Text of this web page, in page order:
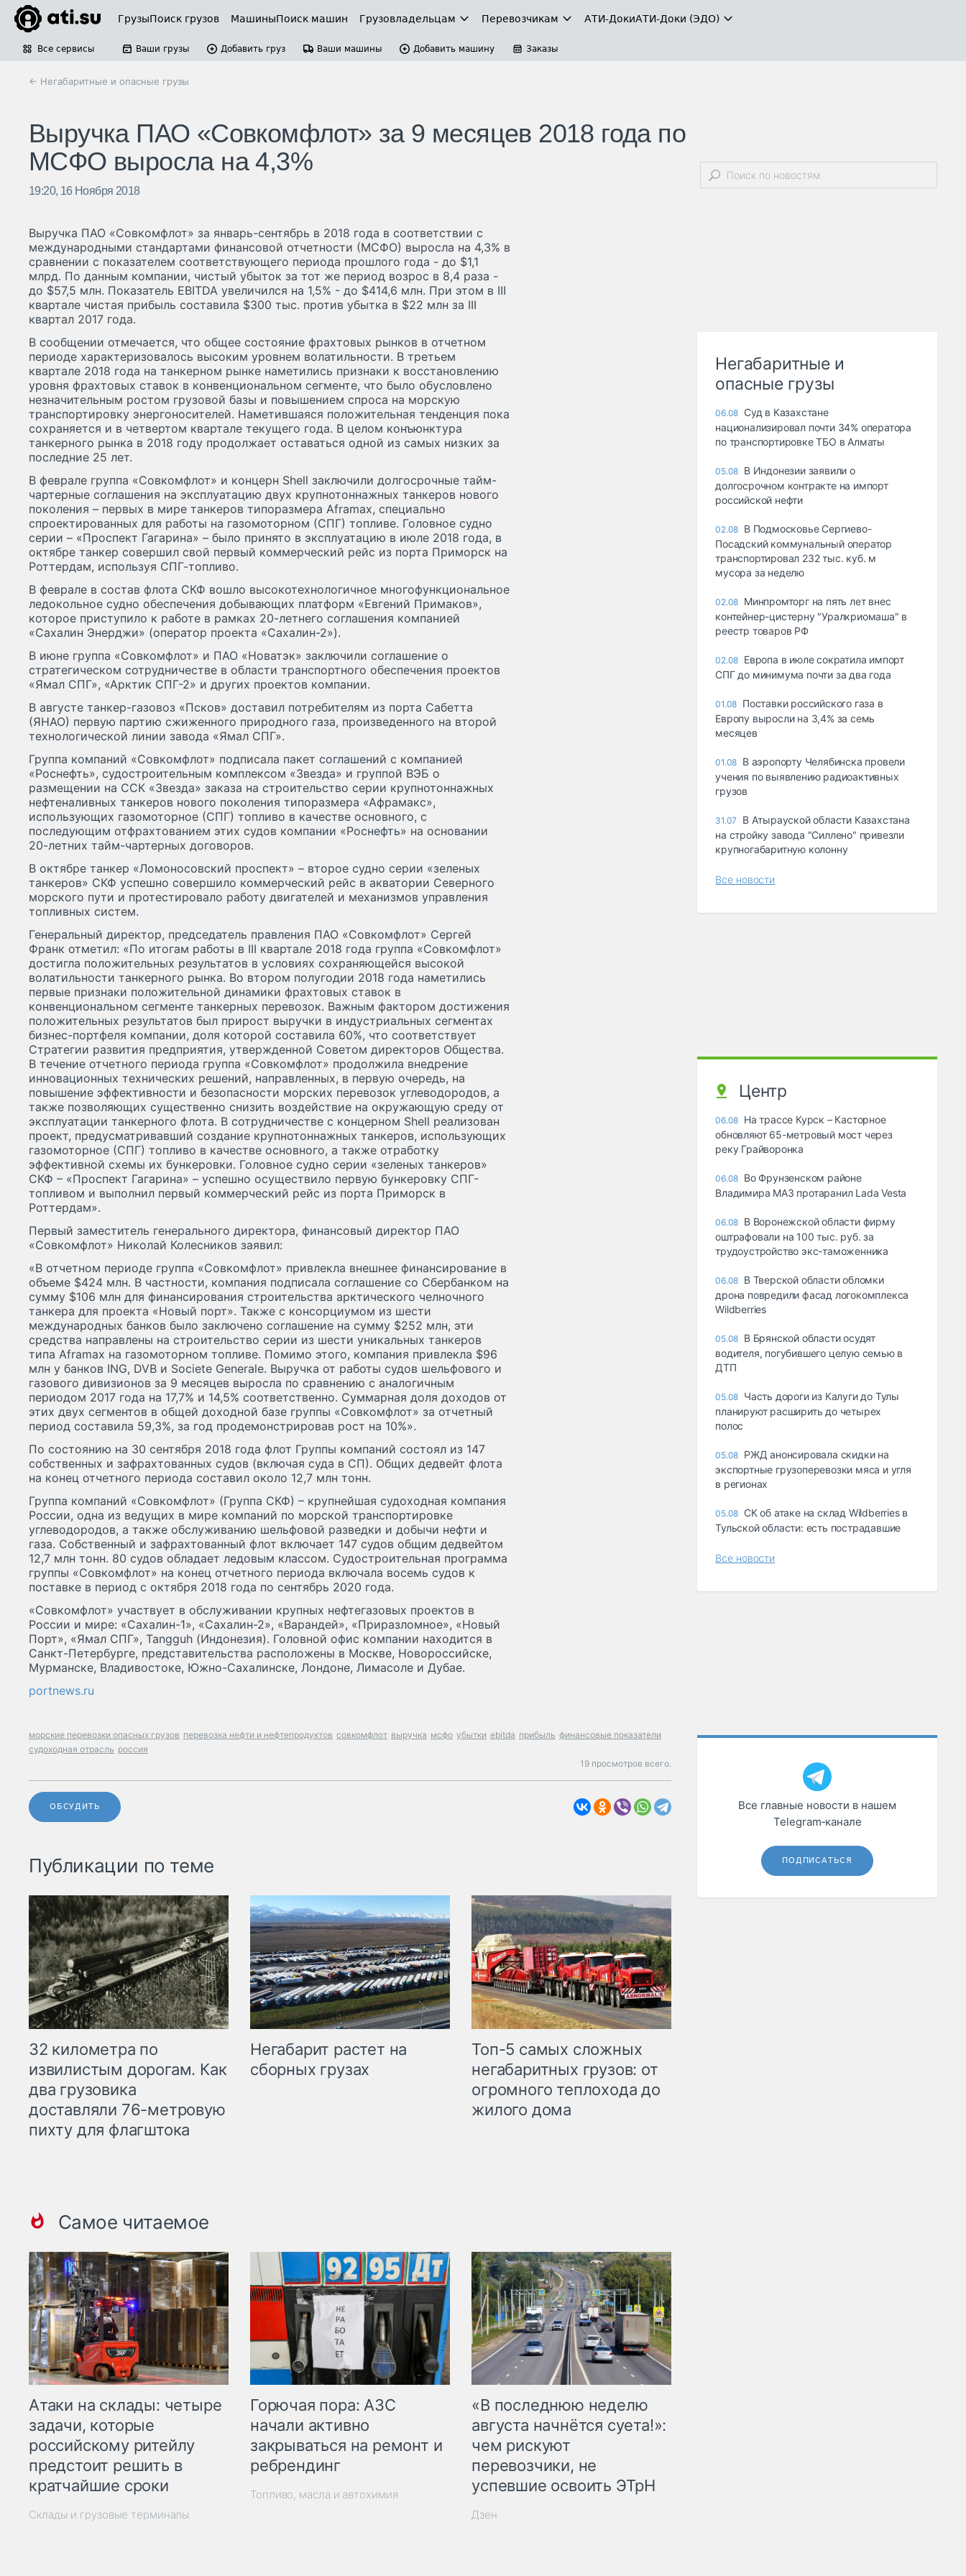
ГрузыПоиск грузов МашиныПоиск машин Грузовладельцам Перевозчикам АТИ-ДокиАТИ-Доки (ЭДО)
Все сервисы Ваши грузы Добавить груз Ваши машины Добавить машину Заказы
← Негабаритные и опасные грузы
Выручка ПАО «Совкомфлот» за 9 месяцев 2018 года по
МСФО выросла на 4,3%
19:20, 16 Ноября 2018
Выручка ПАО «Совкомфлот» за январь-сентябрь в 2018 года в соответствии с
международными стандартами финансовой отчетности (МСФО) выросла на 4,3% в
сравнении с показателем соответствующего периода прошлого года - до $1,1
млрд. По данным компании, чистый убыток за тот же период возрос в 8,4 раза -
до $57,5 млн. Показатель EBITDA увеличился на 1,5% - до $414,6 млн. При этом в III
квартале чистая прибыль составила $300 тыс. против убытка в $22 млн за III
квартал 2017 года.
В сообщении отмечается, что общее состояние фрахтовых рынков в отчетном
периоде характеризовалось высоким уровнем волатильности. В третьем
квартале 2018 года на танкерном рынке наметились признаки к восстановлению
уровня фрахтовых ставок в конвенциональном сегменте, что было обусловлено
незначительным ростом грузовой базы и повышением спроса на морскую
транспортировку энергоносителей. Наметившаяся положительная тенденция пока
сохраняется и в четвертом квартале текущего года. В целом конъюнктура
танкерного рынка в 2018 году продолжает оставаться одной из самых низких за
последние 25 лет.
В феврале группа «Совкомфлот» и концерн Shell заключили долгосрочные тайм-
чартерные соглашения на эксплуатацию двух крупнотоннажных танкеров нового
поколения – первых в мире танкеров типоразмера Aframax, специально
спроектированных для работы на газомоторном (СПГ) топливе. Головное судно
серии – «Проспект Гагарина» – было принято в эксплуатацию в июле 2018 года, в
октябре танкер совершил свой первый коммерческий рейс из порта Приморск на
Роттердам, используя СПГ-топливо.
В феврале в состав флота СКФ вошло высокотехнологичное многофункциональное
ледокольное судно обеспечения добывающих платформ «Евгений Примаков»,
которое приступило к работе в рамках 20-летнего соглашения компанией
«Сахалин Энерджи» (оператор проекта «Сахалин-2»).
В июне группа «Совкомфлот» и ПАО «Новатэк» заключили соглашение о
стратегическом сотрудничестве в области транспортного обеспечения проектов
«Ямал СПГ», «Арктик СПГ-2» и других проектов компании.
В августе танкер-газовоз «Псков» доставил потребителям из порта Сабетта
(ЯНАО) первую партию сжиженного природного газа, произведенного на второй
технологической линии завода «Ямал СПГ».
Группа компаний «Совкомфлот» подписала пакет соглашений с компанией
«Роснефть», судостроительным комплексом «Звезда» и группой ВЭБ о
размещении на ССК «Звезда» заказа на строительство серии крупнотоннажных
нефтеналивных танкеров нового поколения типоразмера «Афрамакс»,
использующих газомоторное (СПГ) топливо в качестве основного, с
последующим отфрахтованием этих судов компании «Роснефть» на основании
20-летних тайм-чартерных договоров.
В октябре танкер «Ломоносовский проспект» – второе судно серии «зеленых
танкеров» СКФ успешно совершило коммерческий рейс в акватории Северного
морского пути и протестировало работу двигателей и механизмов управления
топливных систем.
Генеральный директор, председатель правления ПАО «Совкомфлот» Сергей
Франк отметил: «По итогам работы в III квартале 2018 года группа «Совкомфлот»
достигла положительных результатов в условиях сохраняющейся высокой
волатильности танкерного рынка. Во втором полугодии 2018 года наметились
первые признаки положительной динамики фрахтовых ставок в
конвенциональном сегменте танкерных перевозок. Важным фактором достижения
положительных результатов был прирост выручки в индустриальных сегментах
бизнес-портфеля компании, доля которой составила 60%, что соответствует
Стратегии развития предприятия, утвержденной Советом директоров Общества.
В течение отчетного периода группа «Совкомфлот» продолжила внедрение
инновационных технических решений, направленных, в первую очередь, на
повышение эффективности и безопасности морских перевозок углеводородов, а
также позволяющих существенно снизить воздействие на окружающую среду от
эксплуатации танкерного флота. В сотрудничестве с концерном Shell реализован
проект, предусматривавший создание крупнотоннажных танкеров, использующих
газомоторное (СПГ) топливо в качестве основного, а также отработку
эффективной схемы их бункеровки. Головное судно серии «зеленых танкеров»
СКФ – «Проспект Гагарина» – успешно осуществило первую бункеровку СПГ-
топливом и выполнил первый коммерческий рейс из порта Приморск в
Роттердам».
Первый заместитель генерального директора, финансовый директор ПАО
«Совкомфлот» Николай Колесников заявил:
«В отчетном периоде группа «Совкомфлот» привлекла внешнее финансирование в
объеме $424 млн. В частности, компания подписала соглашение со Сбербанком на
сумму $106 млн для финансирования строительства арктического челночного
танкера для проекта «Новый порт». Также с консорциумом из шести
международных банков было заключено соглашение на сумму $252 млн, эти
средства направлены на строительство серии из шести уникальных танкеров
типа Aframax на газомоторном топливе. Помимо этого, компания привлекла $96
млн у банков ING, DVB и Societe Generale. Выручка от работы судов шельфового и
газового дивизионов за 9 месяцев выросла по сравнению с аналогичным
периодом 2017 года на 17,7% и 14,5% соответственно. Суммарная доля доходов от
этих двух сегментов в общей доходной базе группы «Совкомфлот» за отчетный
период составила 59,3%, за год продемонстрировав рост на 10%».
По состоянию на 30 сентября 2018 года флот Группы компаний состоял из 147
собственных и зафрахтованных судов (включая суда в СП). Общих дедвейт флота
на конец отчетного периода составил около 12,7 млн тонн.
Группа компаний «Совкомфлот» (Группа СКФ) – крупнейшая судоходная компания
России, одна из ведущих в мире компаний по морской транспортировке
углеводородов, а также обслуживанию шельфовой разведки и добычи нефти и
газа. Собственный и зафрахтованный флот включает 147 судов общим дедвейтом
12,7 млн тонн. 80 судов обладает ледовым классом. Судостроительная программа
группы «Совкомфлот» на конец отчетного периода включала восемь судов к
поставке в период с октября 2018 года по сентябрь 2020 года.
«Совкомфлот» участвует в обслуживании крупных нефтегазовых проектов в
России и мире: «Сахалин-1», «Сахалин-2», «Варандей», «Приразломное», «Новый
Порт», «Ямал СПГ», Tangguh (Индонезия). Головной офис компании находится в
Санкт-Петербурге, представительства расположены в Москве, Новороссийске,
Мурманске, Владивостоке, Южно-Сахалинске, Лондоне, Лимасоле и Дубае.
portnews.ru
морские перевозки опасных грузов перевозка нефти и нефтепродуктов совкомфлот выручка мсфо убытки ebitda прибыль финансовые показатели
судоходная отрасль россия
19 просмотров всего.
ОБСУДИТЬ
Публикации по теме
32 километра по
извилистым дорогам. Как
два грузовика
доставляли 76-метровую
пихту для флагштока
Негабарит растет на
сборных грузах
Топ-5 самых сложных
негабаритных грузов: от
огромного теплохода до
жилого дома
Самое читаемое
Атаки на склады: четыре
задачи, которые
российскому ритейлу
предстоит решить в
кратчайшие сроки
Склады и грузовые терминалы
Горючая пора: АЗС
начали активно
закрываться на ремонт и
ребрендинг
Топливо, масла и автохимия
«В последнюю неделю
августа начнётся суета!»:
чем рискуют
перевозчики, не
успевшие освоить ЭТрН
Дзен
Негабаритные и
опасные грузы
06.08 Суд в Казахстане
национализировал почти 34% оператора
по транспортировке ТБО в Алматы
05.08 В Индонезии заявили о
долгосрочном контракте на импорт
российской нефти
02.08 В Подмосковье Сергиево-
Посадский коммунальный оператор
транспортировал 232 тыс. куб. м
мусора за неделю
02.08 Минпромторг на пять лет внес
контейнер-цистерну "Уралкриомаша" в
реестр товаров РФ
02.08 Европа в июле сократила импорт
СПГ до минимума почти за два года
01.08 Поставки российского газа в
Европу выросли на 3,4% за семь
месяцев
01.08 В аэропорту Челябинска провели
учения по выявлению радиоактивных
грузов
31.07
В Атырауской области Казахстана
на стройку завода "Силлено" привезли
крупногабаритную колонну
Все новости
Центр
06.08 На трассе Курск – Касторное
обновляют 65-метровый мост через
реку Грайворонка
06.08 Во Фрунзенском районе
Владимира МАЗ протаранил Lada Vesta
06.08 В Воронежской области фирму
оштрафовали на 100 тыс. руб. за
трудоустройство экс-таможенника
06.08 В Тверской области обломки
дрона повредили фасад логокомплекса
Wildberries
05.08 В Брянской области осудят
водителя, погубившего целую семью в
ДТП
05.08 Часть дороги из Калуги до Тулы
планируют расширить до четырех
полос
05.08 РЖД анонсировала скидки на
экспортные грузоперевозки мяса и угля
в регионах
05.08 СК об атаке на склад Wildberries в
Тульской области: есть пострадавшие
Все новости
Все главные новости в нашем
Telegram‑канале
ПОДПИСАТЬСЯ